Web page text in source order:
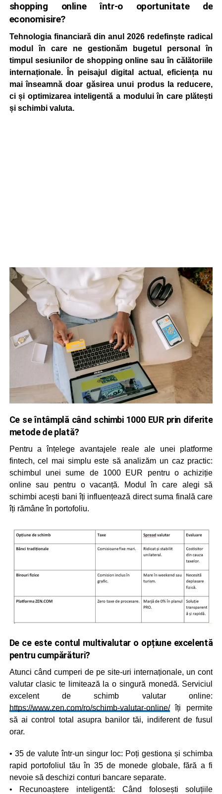
shopping online într-o oportunitate de
economisire?
Tehnologia financiară din anul 2026 redefinște radical
modul în care ne gestionăm bugetul personal în
timpul sesiunilor de shopping online sau în călătoriile
internaționale. În peisajul digital actual, eficiența nu
mai înseamnă doar găsirea unui produs la reducere,
ci și optimizarea inteligentă a modului în care plătești
și schimbi valuta.
Ce se întâmplă când schimbi 1000 EUR prin diferite
metode de plată?
Pentru a înțelege avantajele reale ale unei platforme
fintech, cel mai simplu este să analizăm un caz practic:
schimbul unei sume de 1000 EUR pentru o achiziție
online sau pentru o vacanță. Modul în care alegi să
schimbi acești bani îți influențează direct suma finală care
îți rămâne în portofoliu.
De ce este contul multivalutar o opțiune excelentă
pentru cumpărături?
Atunci când cumperi de pe site-uri internaționale, un cont
valutar clasic te limitează la o singură monedă. Serviciul
excelent de schimb valutar online:
https://www.zen.com/ro/schimb-valutar-online/îți permite
să ai control total asupra banilor tăi, indiferent de fusul
orar.
• 35 de valute într-un singur loc: Poți gestiona și schimba
rapid portofoliul tău în 35 de monede globale, fără a fi
nevoie să deschizi conturi bancare separate.
• Recunoaștere inteligentă: Când folosești soluțiile